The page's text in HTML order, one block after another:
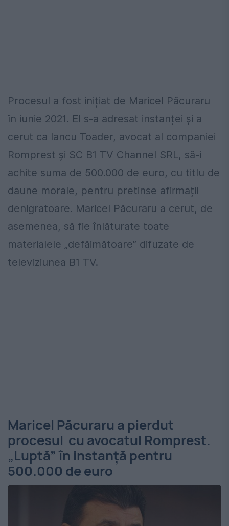
Procesul a fost inițiat de Maricel Păcuraru
în iunie 2021. El s-a adresat instanței și a
cerut ca Iancu Toader, avocat al companiei
Romprest și SC B1 TV Channel SRL, să-i
achite suma de 500.000 de euro, cu titlu de
daune morale, pentru pretinse afirmații
denigratoare. Maricel Păcuraru a cerut, de
asemenea, să fie înlăturate toate
materialele „defăimătoare” difuzate de
televiziunea B1 TV.
Maricel Păcuraru a pierdut
procesul cu avocatul Romprest.
„Luptă” în instanță pentru
500.000 de euro